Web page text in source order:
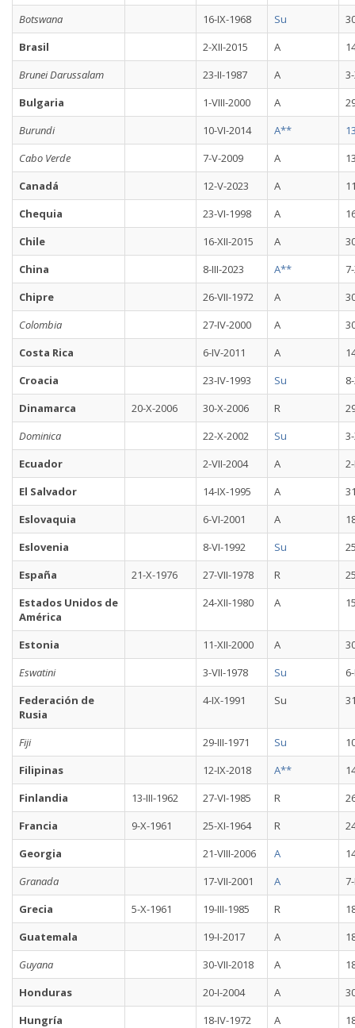
Botswana 16-IX-1968 Su
Brasil
2-XII-2015 A
Brunei Darussalam
23-II-1987 A
Bulgaria
1-VIII-2000 A
Burundi
10-VI-2014 A**
Cabo Verde
7-V-2009 A
Canadá
12-V-2023 A
Chequia
23-VI-1998 A
Chile
16-XII-2015 A
China
8-III-2023 A**
Chipre
26-VII-1972 A
Colombia
27-IV-2000 A
Costa Rica
6-IV-2011 A
Croacia
23-IV-1993 Su
Dinamarca
20-X-2006 30-X-2006 R
Dominica
22-X-2002 Su
Ecuador
2-VII-2004 A
El Salvador
14-IX-1995 A
Eslovaquia
6-VI-2001 A
Eslovenia
8-VI-1992 Su
España
21-X-1976 27-VII-1978 R
Estados Unidos de
América
24-XII-1980 A
Estonia 11-XII-2000 A
Eswatini
3-VII-1978 Su
Federación de
Rusia
4-IX-1991 Su
Fiji 29-III-1971 Su
Filipinas
12-IX-2018 A**
Finlandia
13-III-1962 27-VI-1985 R
Francia
9-X-1961 25-XI-1964 R
Georgia
21-VIII-2006 A
Granada
17-VII-2001 A
Grecia
5-X-1961 19-III-1985 R
Guatemala
19-I-2017 A
Guyana
30-VII-2018 A
Honduras
20-I-2004 A
Hungría
18-IV-1972 A